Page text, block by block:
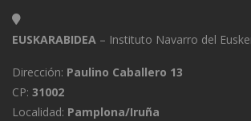
EUSKARABIDEA – Instituto Navarro del
Dirección: Paulino Caballero 13
CP: 31002
Localidad: Pamplona/Iruña